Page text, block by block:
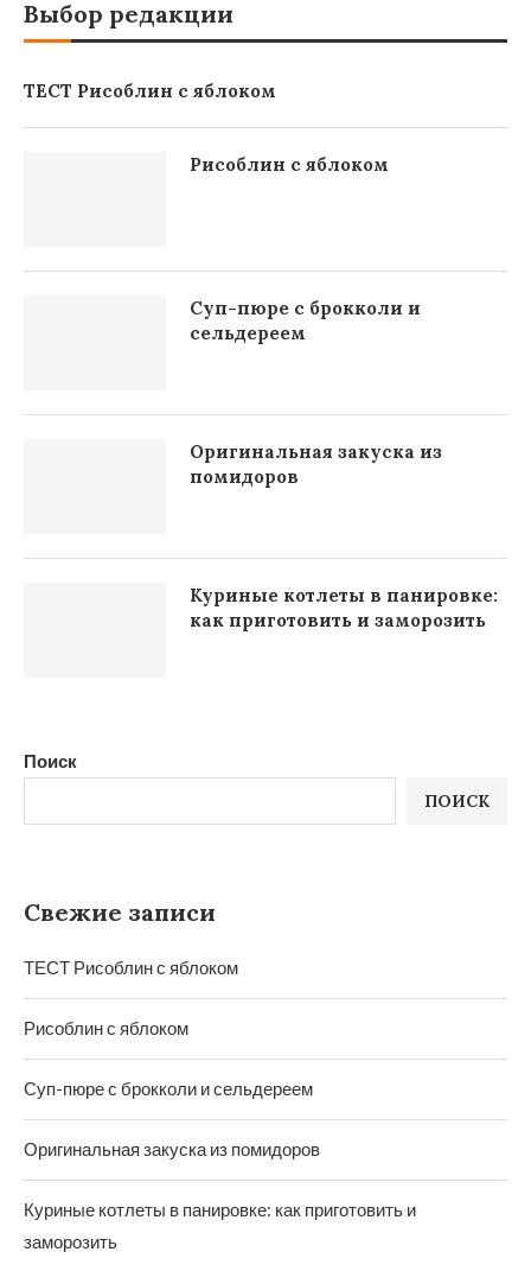
Поиск
ПОИСК
Свежие записи
ТЕСТ Рисоблин с яблоком
Рисоблин с яблоком
Суп-пюре с брокколи и сельдереем
Оригинальная закуска из помидоров
Куриные котлеты в панировке: как приготовить и
заморозить
Выбор редакции
ТЕСТ Рисоблин с яблоком
Рисоблин с яблоком
Суп-пюре с брокколи и
сельдереем
Оригинальная закуска из
помидоров
Куриные котлеты в панировке:
как приготовить и заморозить